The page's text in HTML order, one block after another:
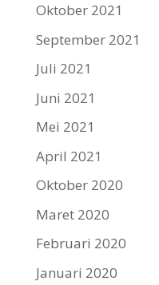
Oktober 2021
September 2021
Juli 2021
Juni 2021
Mei 2021
April 2021
Oktober 2020
Maret 2020
Februari 2020
Januari 2020